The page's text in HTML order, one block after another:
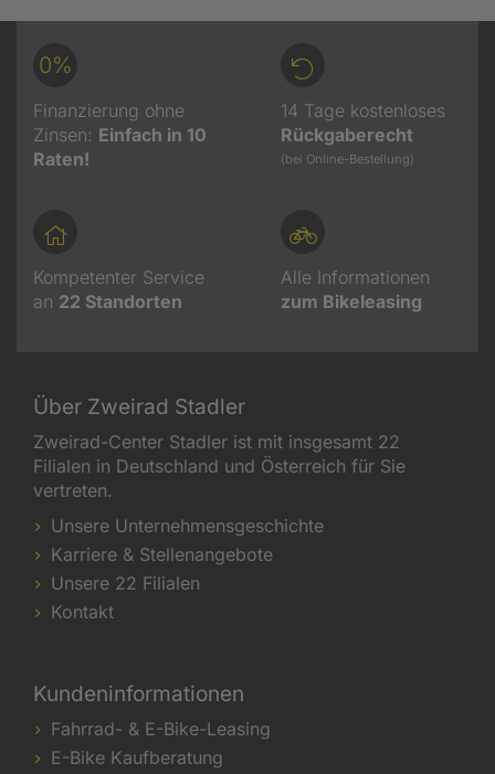
0%
Finanzierung ohne
Zinsen: Einfach in 10
Raten!
14 Tage kostenloses
Rückgaberecht
(bei Online-Bestellung)
Kompetenter Service
an 22 Standorten
Alle Informationen
zum Bikeleasing
Über Zweirad Stadler
Zweirad-Center Stadler ist mit insgesamt 22
Filialen in Deutschland und Österreich für Sie
vertreten.
Unsere Unternehmensgeschichte
Karriere & Stellenangebote
Unsere 22 Filialen
Kontakt
Kundeninformationen
Fahrrad- & E-Bike-Leasing
E-Bike Kaufberatung